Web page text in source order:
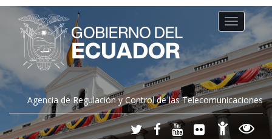
Agencia de Regulación y Control de las Telecomunicaciones
Toggle
navigation